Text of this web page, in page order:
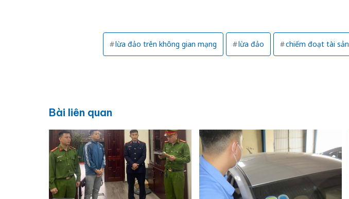
lừa đảo trên không gian mạng lừa đảo chiếm đoạt tài sản
Bài liên quan